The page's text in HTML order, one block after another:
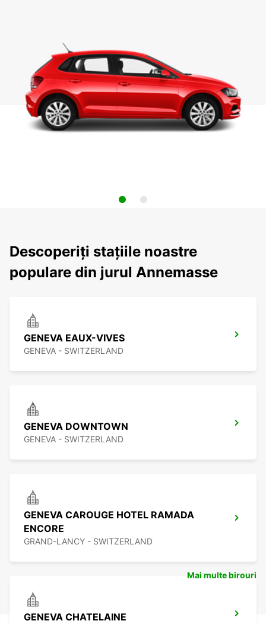
Descoperiți stațiile noastre
populare din jurul Annemasse
GENEVA EAUX-VIVES
GENEVA - SWITZERLAND
GENEVA DOWNTOWN
GENEVA - SWITZERLAND
GENEVA CAROUGE HOTEL RAMADA
ENCORE
GRAND-LANCY - SWITZERLAND
GENEVA CHATELAINE
Mai multe birouri